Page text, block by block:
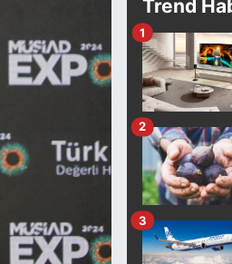
Trend
1
2
3